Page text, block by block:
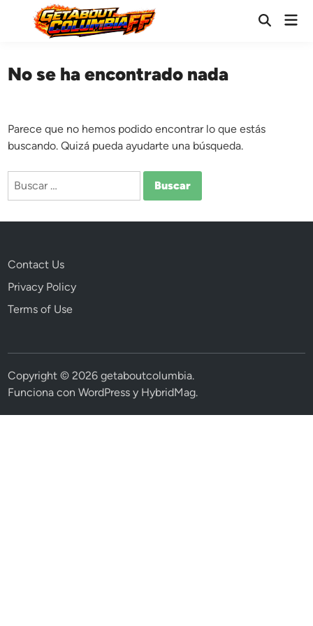
contenido
Abrir
No se ha encontrado nada
Parece que no hemos podido encontrar lo que estás
buscando. Quizá pueda ayudarte una búsqueda.
Buscar:
Contact Us
Privacy Policy
Terms of Use
Copyright © 2026getaboutcolumbia.
Funciona conWordPress y HybridMag.